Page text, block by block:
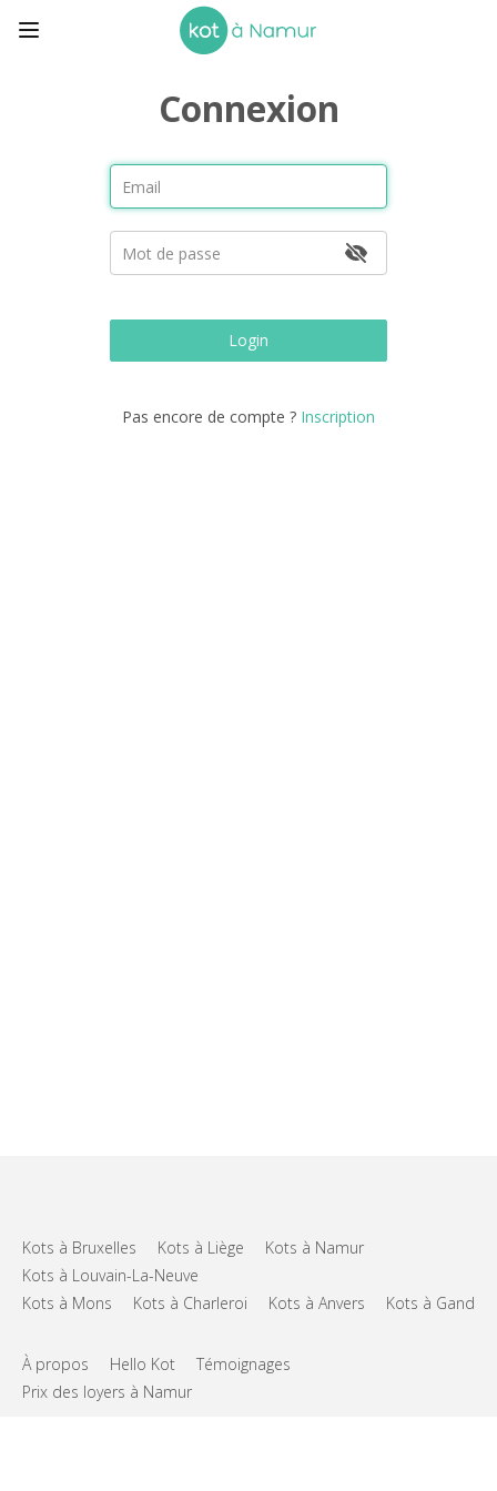
Connexion
Login
Pas encore de compte ? Inscription
Kots à Bruxelles Kots à Liège
Kots à Namur
Kots à Louvain-La-Neuve
Kots à Mons
Kots à Charleroi Kots à Anvers Kots à Gand
À propos Hello Kot
Témoignages
Prix des loyers à Namur